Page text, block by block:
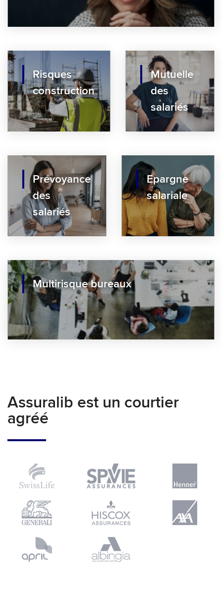
Risques
construction
Mutuelle
des
salariés
Prévoyance
des
salariés
Epargne
salariale
Multirisque bureaux
Assuralib est un courtier
agréé